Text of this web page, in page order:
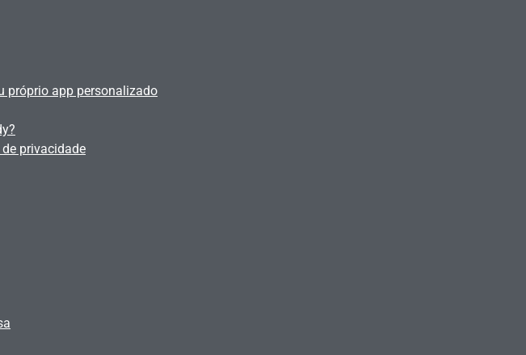
próprio app personalizado
privacidade